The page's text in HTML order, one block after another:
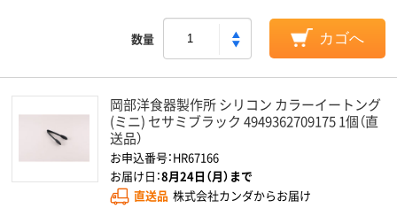
数量 カゴへ
岡部洋食器製作所 シリコン カラーイートング
(ミニ) セサミブラック 4949362709175 1個（直
送品）
お申込番号：HR67166
お届け日：8月24日（月）まで
直送品 株式会社カンダからお届け